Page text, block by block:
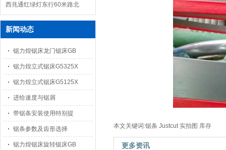
西兆通红绿灯东行60米路北
新闻动态
锯力煌锯床龙门锯床GB
锯力煌立式锯床G5325X
锯力煌立式锯床G5125X
进给速度与锯屑
带锯条安装使用特别提
锯条参数及齿形选择
锯力煌锯床旋转锯床GB
本文关键词:锯条 Justcut 实拍图 库存
更多资讯